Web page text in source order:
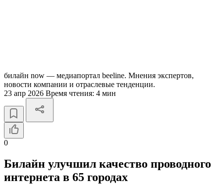
билайн now — медиапортал beeline. Мнения экспертов,
новости компании и отраслевые тенденции.
23 апр 2026 Время чтения: 4 мин
0
Билайн улучшил качество проводного
интернета в 65 городах